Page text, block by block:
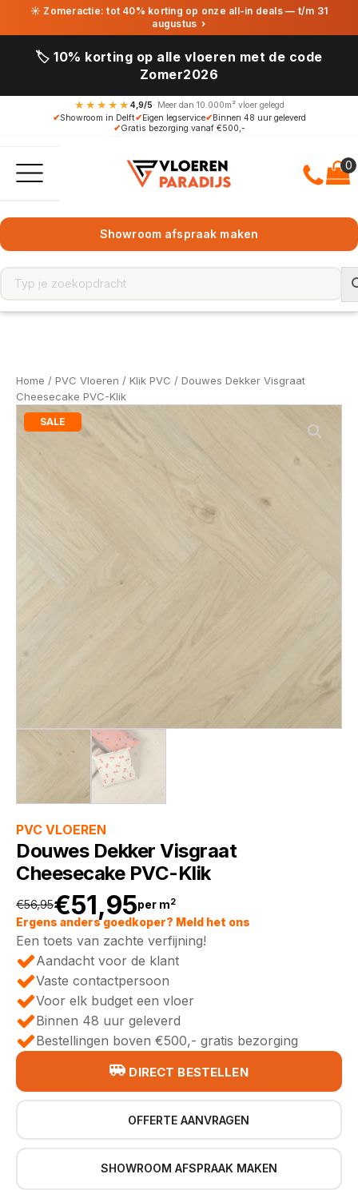
☀ Zomeractie: tot 40% korting op onze all-in deals — t/m 31
augustus ›
🏷️ 10% korting op alle vloeren met de code
Zomer2026
★★★★★ 4,9/5· Meer dan 10.000m² vloer gelegd
✔Showroom in Delft✔Eigen legservice✔Binnen 48 uur geleverd
✔Gratis bezorging vanaf €500,-
Showroom afspraak maken
Home / PVC Vloeren / Klik PVC / Douwes Dekker Visgraat
Cheesecake PVC-Klik
SALE
PVC VLOEREN
Douwes Dekker Visgraat
Cheesecake PVC-Klik
€56,95
Oorspronkelijke
prijs
was:
€56,95.
€51,95
Huidige
prijs
is:
€51,95.
per m2
Ergens anders goedkoper? Meld het ons
Een toets van zachte verfijning!
Aandacht voor de klant
Vaste contactpersoon
Voor elk budget een vloer
Binnen 48 uur geleverd
Bestellingen boven €500,- gratis bezorging
DIRECT BESTELLEN
OFFERTE AANVRAGEN
SHOWROOM AFSPRAAK MAKEN